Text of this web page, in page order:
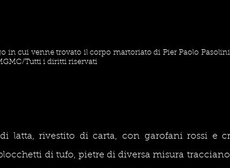
in cui venne trovato il corpo martoriato di Pier Paolo
Tutti i diritti riservati
latta, rivestito di carta, con garofani rossi e
di tufo, pietre di diversa misura